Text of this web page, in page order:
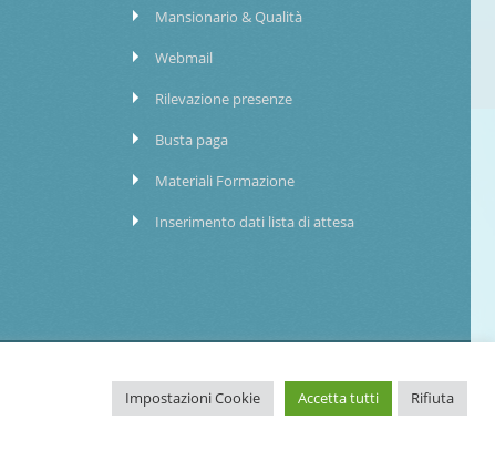
Mansionario & Qualità
Webmail
Rilevazione presenze
Busta paga
Materiali Formazione
Inserimento dati lista di attesa
Impostazioni Cookie Accetta tutti Rifiuta